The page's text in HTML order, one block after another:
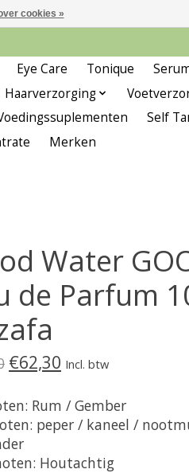
Eye Care Tonique
Haarverzorging
Self
Merken
Water
de Parfum
€62,30 Incl. btw
Rum / Gember
peper / kaneel /
Houtachtig
cookies »